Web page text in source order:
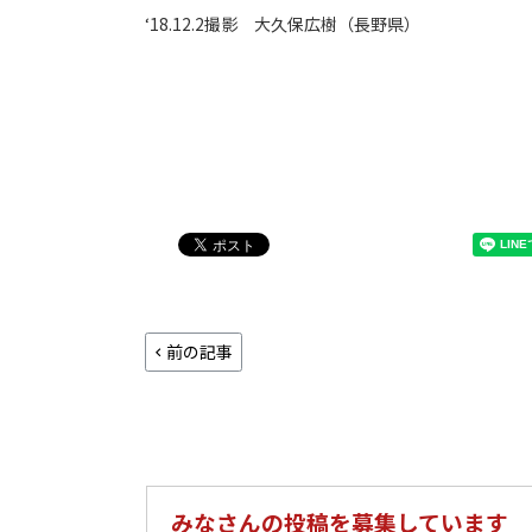
‘18.12.2撮影 大久保広樹（長野県）
前の記事
みなさんの投稿を募集しています